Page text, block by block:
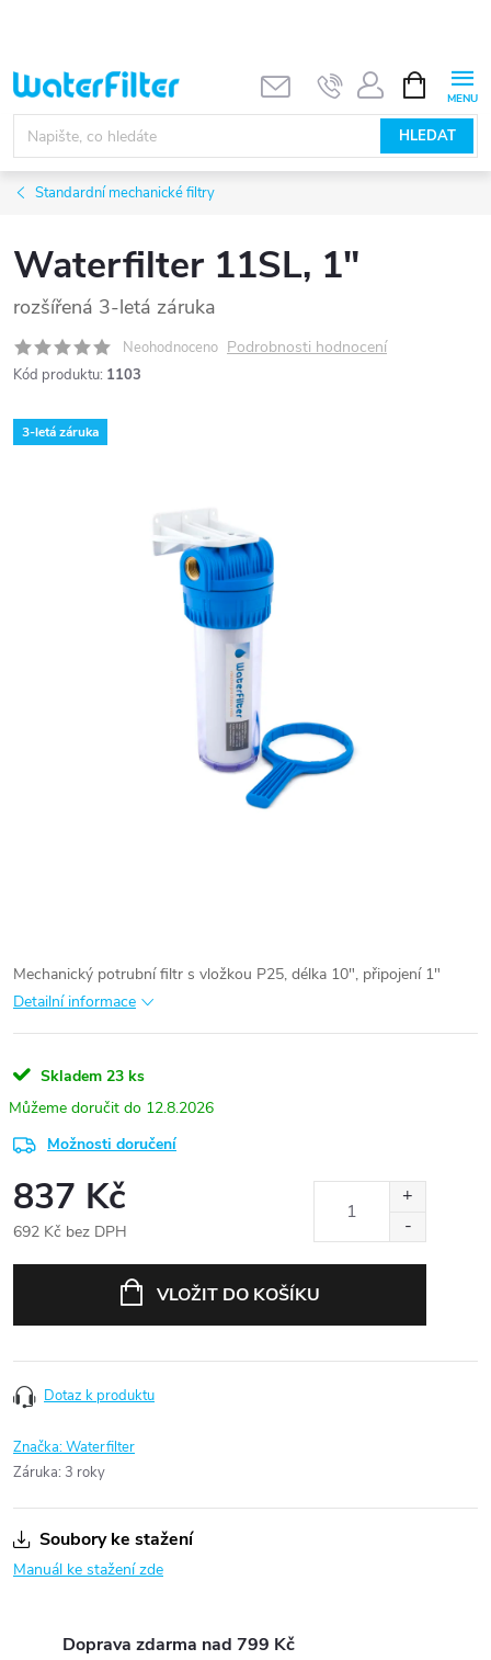
obsah
HLEDAT
NÁKUPNÍ
KOŠÍK
Standardní mechanické filtry
Waterfilter 11SL, 1"
rozšířená 3-letá záruka
Neohodnoceno Podrobnosti hodnocení
Kód produktu: 1103
3-letá záruka
Mechanický potrubní filtr s vložkou P25, délka 10", připojení 1"
Detailní informace
Skladem 23 ks
12.8.2026
Možnosti doručení
837 Kč
692 Kč bez DPH
VLOŽIT DO KOŠÍKU
Dotaz k produktu
Značka:Waterfilter
Záruka: 3 roky
Soubory ke stažení
Manuál ke stažení zde
Doprava zdarma nad 799 Kč